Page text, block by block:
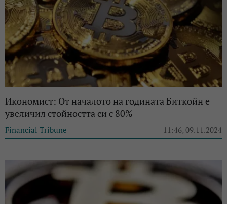
Икономист: От началото на годината Биткойн е
увеличил стойността си с 80%
Financial Tribune 11:46, 09.11.2024